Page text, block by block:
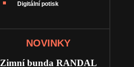
Digitální potisk
NOVINKY
Zimní bunda RANDAL